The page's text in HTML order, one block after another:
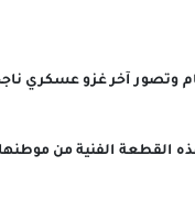
آخر غزو عسكري ناجح
القطعة الفنية من